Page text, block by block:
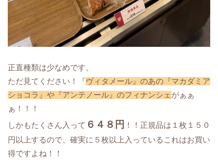
正直種類は少なめです。
ただ見てください！『ヴィタメール』のあの『マカダミア
ショコラ』や『アンテノール』のフィナンシェ がぁぁ
ぁ！！！
しかもたくさん入って ６４８円 ！！正規品は１枚１５０
円以上するので、確実に５枚以上入っているこれはお買い
得ですよね！！